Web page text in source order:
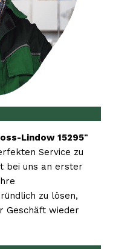
Lindow 15295“
Service zu
bei uns an erster
zu lösen,
Geschäft wieder